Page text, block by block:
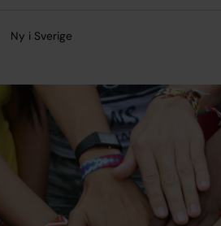
Ny i Sverige